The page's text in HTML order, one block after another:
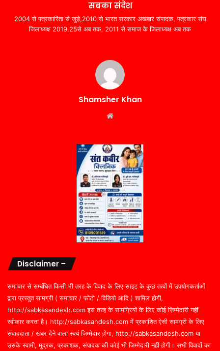
सबका संदेश
2004 से पत्रकारिता से जुड़े,2010 से भारत सरकार अखबार संपादक, पत्रकार संघ
जिलाध्यक्ष 2019,25से अब तक, 2011 से समाज के जिलाध्यक्ष अब तक
Shamsher Khan
Disclaimer –
समाचार से सम्बंधित किसी भी तरह के विवाद के लिए साइट के कुछ तत्वों में उपयोगकर्ताओं
द्वारा प्रस्तुत सामग्री ( समाचार / फोटो / विडियो आदि ) शामिल होगी,
http://sabkasandesh.com इस तरह के सामग्रियों के लिए कोई ज़िम्मेदारी नहीं
स्वीकार करता है। http://sabkasandesh.com में प्रकाशित ऐसी सामग्री के लिए
संवाददाता / खबर देने वाला स्वयं जिम्मेदार होगा, http://sabkasandesh.com या
उसके स्वामी, मुद्रक, प्रकाशक, संपादक की कोई भी जिम्मेदारी नहीं होगी। सभी विवादों का